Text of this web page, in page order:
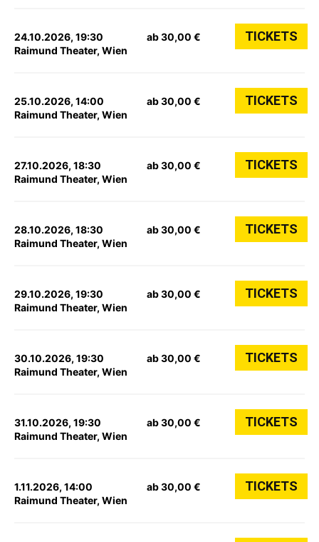
24.10.2026, 19:30
Raimund Theater, Wien
ab 30,00 € TICKETS
25.10.2026, 14:00
Raimund Theater, Wien
ab 30,00 € TICKETS
27.10.2026, 18:30
Raimund Theater, Wien
ab 30,00 € TICKETS
28.10.2026, 18:30
Raimund Theater, Wien
ab 30,00 € TICKETS
29.10.2026, 19:30
Raimund Theater, Wien
ab 30,00 € TICKETS
30.10.2026, 19:30
Raimund Theater, Wien
ab 30,00 € TICKETS
31.10.2026, 19:30
Raimund Theater, Wien
ab 30,00 € TICKETS
1.11.2026, 14:00
Raimund Theater, Wien
ab 30,00 € TICKETS